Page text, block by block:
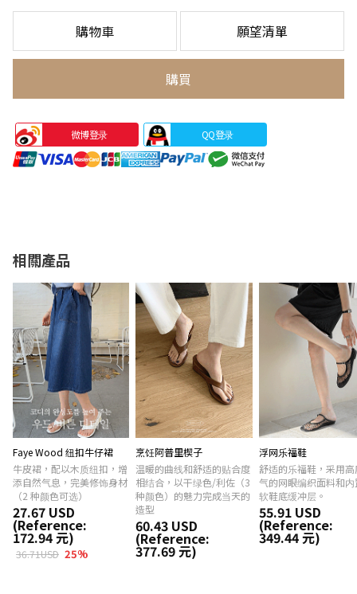
購物車 願望清單
購買
微博登录 QQ登录
相關產品
Faye Wood 纽扣牛仔裙
牛皮裙，配以木质纽扣，增
添自然气息，完美修饰身材
（2 种颜色可选）
27.67 USD
(Reference:
172.94 元)
36.71USD 25%
烹饪阿普里楔子
温暖的曲线和舒适的贴合度
相结合，以干绿色/利佐（3
种颜色）的魅力完成当天的
造型
60.43 USD
(Reference:
377.69 元)
浮网乐福鞋
舒适的乐福鞋，采用高
气的网眼编织面料和内
软鞋底缓冲层。
55.91 USD
(Reference:
349.44 元)